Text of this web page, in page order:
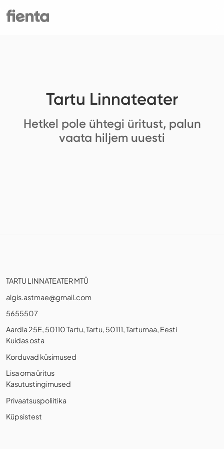
Tartu Linnateater
Hetkel pole ühtegi üritust, palun
vaata hiljem uuesti
TARTU LINNATEATER MTÜ
algis.astmae@gmail.com
5655507
Aardla 25E, 50110 Tartu, Tartu, 50111, Tartumaa, Eesti
Kuidas osta
Korduvad küsimused
Lisa oma üritus
Kasutustingimused
Privaatsuspoliitika
Küpsistest